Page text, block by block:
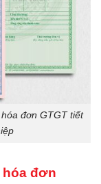
đơn GTGT tiết
đơn